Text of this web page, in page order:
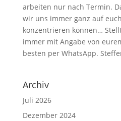
arbeiten nur nach Termin.
wir uns immer ganz auf
konzentrieren können…
immer mit Angabe von
besten per WhatsApp.
Archiv
Juli 2026
Dezember 2024